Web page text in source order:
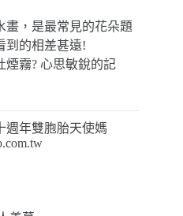
畫，是最常見的花朵題
到的相差甚遠!
煙霧? 心思敏銳的記
週年雙胞胎天使媽